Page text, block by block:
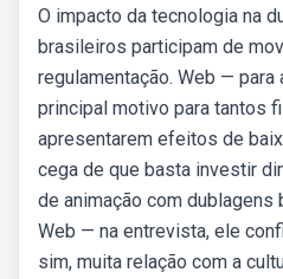
O impacto da tecnologia na
brasileiros participam de
regulamentação. Web — para
principal motivo para tantos
apresentarem efeitos de
cega de que basta investir
de animação com
Web — na entrevista, ele
sim, muita relação com a